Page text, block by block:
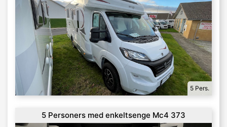
5 Pers.
5 Personers med enkeltsenge Mc4 373